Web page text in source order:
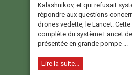
Kalashnikov, et qui refusait
répondre aux questions
drones vedette, le Lancet. Cette
complète du système Lancet
présentée en grande pompe ...
Lire la suite...